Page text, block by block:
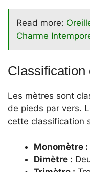
Read more:
Charme
Classification
Les mètres sont
de pieds par vers.
cette classification
Monomètre :
Dimètre :